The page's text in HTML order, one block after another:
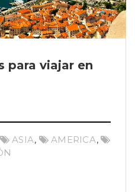
para viajar en
ASIA, AMERICA,